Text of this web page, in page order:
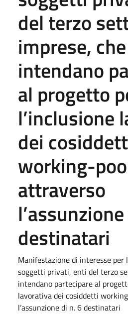
del terzo
imprese, che
intendano
al progetto
l’inclusione
dei
working-
attraverso
destinatari
Manifestazione di interesse per
soggetti privati, enti del terzo
intendano partecipare al
lavorativa dei cosiddetti
l’assunzione di n. 6 destinatari